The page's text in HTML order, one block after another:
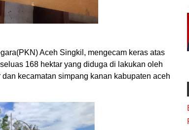
Aceh Singkil, mengecam keras atas
168 hektar yang diduga di lakukan oleh
kecamatan simpang kanan kabupaten aceh